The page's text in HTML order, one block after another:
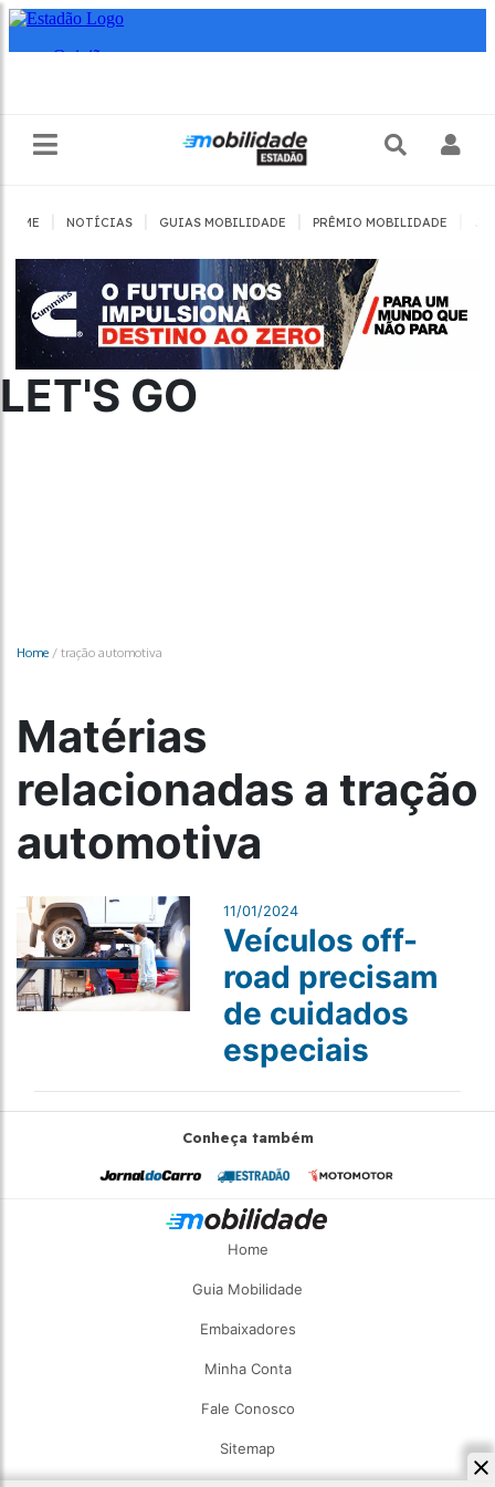
HOME NOTÍCIAS GUIAS MOBILIDADE PRÊMIO MOBILIDADE
LET'S GO
Home / tração automotiva
Matérias
relacionadas a tração
automotiva
11/01/2024
Veículos off-
road precisam
de cuidados
especiais
Conheça também
Home
Guia Mobilidade
Embaixadores
Minha Conta
Fale Conosco
Sitemap